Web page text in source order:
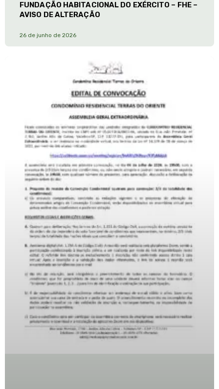
FUNDAÇÃO HABITACIONAL DO EXÉRCITO – FHE –
AVISO DE ALTERAÇÃO
26 de junho de 2026